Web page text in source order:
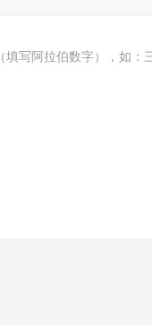
填写阿拉伯数字），如：